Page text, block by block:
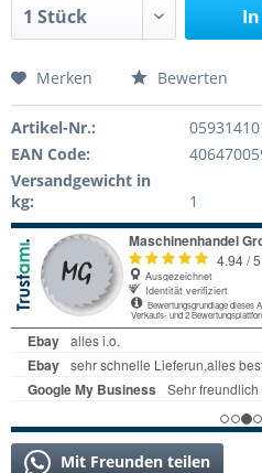
Merken Bewerten
Artikel-Nr.:
05931410
EAN Code:
Versandgewicht in
kg:
1
Mit Freunden teilen